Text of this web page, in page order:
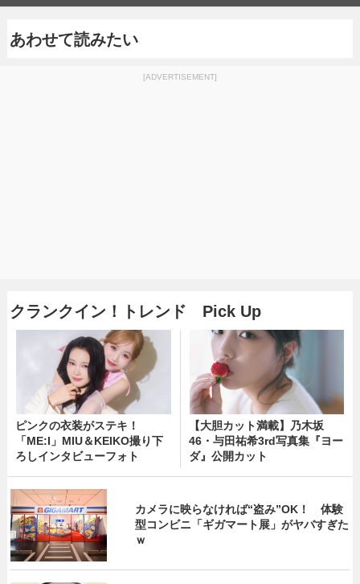
あわせて読みたい
[ADVERTISEMENT]
クランクイン！トレンド Pick Up
ピンクの衣装がステキ！
「ME:I」MIU＆KEIKO撮り下
ろしインタビューフォト
【大胆カット満載】乃木坂
46・与田祐希3rd写真集『ヨー
ダ』公開カット
カメラに映らなければ“盗み”OK！ 体験
型コンビニ「ギガマート展」がヤバすぎた
ｗ